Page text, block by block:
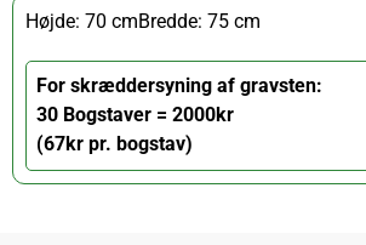
Højde: 70 cmBredde: 75 cm
For skræddersyning af gravsten:
30 Bogstaver = 2000kr
(67kr pr. bogstav)